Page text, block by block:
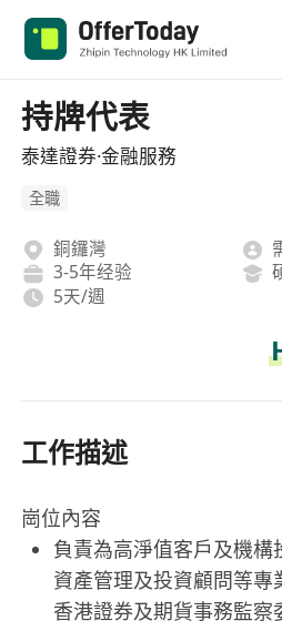
持牌代表
泰達證券·金融服務
全職
銅鑼灣
3-5年经验
5天/週
工作描述
崗位內容
負責為高淨值客戶及機構
資產管理及投資顧問等
香港證券及期貨事務監察